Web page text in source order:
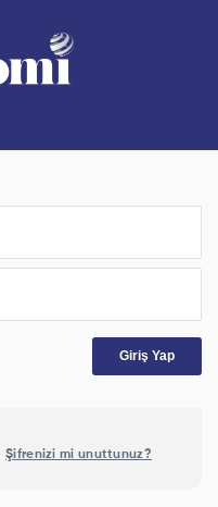
Giriş Yap
Şifrenizi mi unuttunuz?